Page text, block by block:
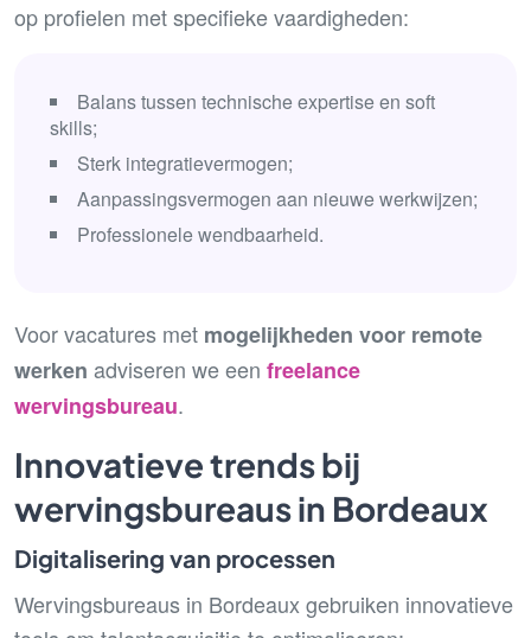
op profielen met specifieke vaardigheden:
Balans tussen technische expertise en soft
skills;
Sterk integratievermogen;
Aanpassingsvermogen aan nieuwe werkwijzen;
Professionele wendbaarheid.
Voor vacatures met mogelijkheden voor remote
werken adviseren we een freelance
wervingsbureau.
Innovatieve trends bij
wervingsbureaus in Bordeaux
Digitalisering van processen
Wervingsbureaus in Bordeaux gebruiken innovatieve